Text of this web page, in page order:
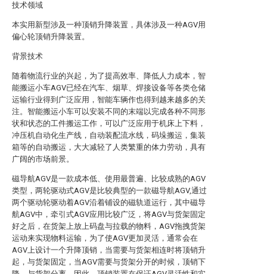
技术领域
本实用新型涉及一种顶销升降装置，具体涉及一种AGV用
偏心轮顶销升降装置。
背景技术
随着物流行业的兴起，为了提高效率、降低人力成本，智
能搬运小车AGV已经在汽车、烟草、焊接设备等各类仓储
运输行业得到广泛应用，智能车辆作也得到越来越多的关
注。智能搬运小车可以安装不同的末端以完成各种不同形
状和状态的工件搬运工作，可以广泛应用于机床上下料，
冲压机自动化生产线，自动装配流水线，码垛搬运，集装
箱等的自动搬运，大大减轻了人类繁重的体力劳动，具有
广阔的市场前景。
磁导航AGV是一款成本低、使用最普遍、比较成熟的AGV
类型，两轮驱动式AGV是比较典型的一款磁导航AGV,通过
两个驱动轮驱动着AGV沿着铺设的磁轨道运行，其中磁导
航AGV中，牵引式AGV应用比较广泛，将AGV与货架固定
好之后，在货架上放上码盘与拉载的物料，AGV拖拽货架
运动来实现物料运输，为了使AGV更加灵活，通常会在
AGV上设计一个升降顶销，当需要与货架相连时将顶销升
起，与货架固定，当AGV需要与货架分开的时候，顶销下